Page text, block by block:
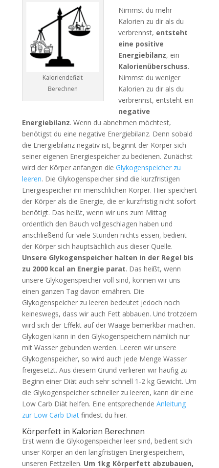
Kaloriendefizit
Berechnen
Nimmst du mehr
Kalorien zu dir als du
verbrennst, entsteht
eine positive
Energiebilanz, ein
Kalorienüberschuss.
Nimmst du weniger
Kalorien zu dir als du
verbrennst, entsteht ein
negative
Energiebilanz. Wenn du abnehmen möchtest,
benötigst du eine negative Energiebilanz. Denn sobald
die Energiebilanz negativ ist, beginnt der Körper sich
seiner eigenen Energiespeicher zu bedienen. Zunächst
wird der Körper anfangen die Glykogenspeicher zu
leeren. Die Glykogenspeicher sind die kurzfristigen
Energiespeicher im menschlichen Körper. Hier speichert
der Körper als die Energie, die er kurzfristig nicht sofort
benötigt. Das heißt, wenn wir uns zum Mittag
ordentlich den Bauch vollgeschlagen haben und
anschließend für viele Stunden nichts essen, bedient
der Körper sich hauptsächlich aus dieser Quelle.
Unsere Glykogenspeicher halten in der Regel bis
zu 2000 kcal an Energie parat. Das heißt, wenn
unsere Glykogenspeicher voll sind, können wir uns
einen ganzen Tag davon ernähren. Die
Glykogenspeicher zu leeren bedeutet jedoch noch
keineswegs, dass wir auch Fett abbauen. Und trotzdem
wird sich der Effekt auf der Waage bemerkbar machen.
Glykogen kann in den Glykogenspeichern nämlich nur
mit Wasser gebunden werden. Leeren wir unsere
Glykogenspeicher, so wird auch jede Menge Wasser
freigesetzt. Aus diesem Grund verlieren wir häufig zu
Beginn einer Diät auch sehr schnell 1-2 kg Gewicht. Um
die Glykogenspeicher schneller zu leeren, kann dir eine
Low Carb Diät helfen. Eine entsprechende Anleitung
zur Low Carb Diätfindest du hier.
Körperfett in Kalorien Berechnen
Erst wenn die Glykogenspeicher leer sind, bedient sich
unser Körper an den langfristigen Energiespeichern,
unseren Fettzellen. Um 1kg Körperfett abzubauen,